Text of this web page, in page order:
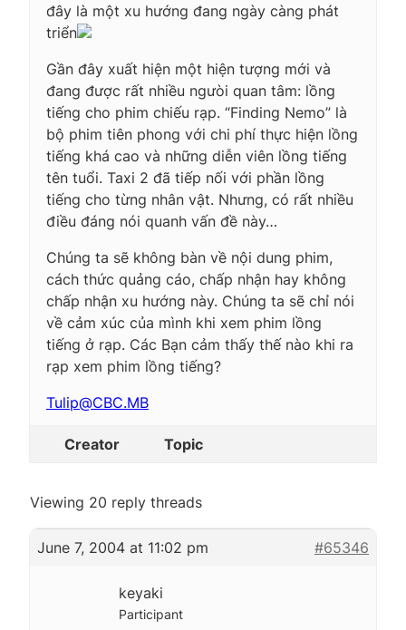
đây là một xu hướng đang ngày càng phát
triển
Gần đây xuất hiện một hiện tượng mới và
đang được rất nhiều ngưòi quan tâm: lồng
tiếng cho phim chiếu rạp. “Finding Nemo” là
bộ phim tiên phong với chi phí thực hiện lồng
tiếng khá cao và những diễn viên lồng tiếng
tên tuổi. Taxi 2 đã tiếp nối với phần lồng
tiếng cho từng nhân vật. Nhưng, có rất nhiều
điều đáng nói quanh vấn đề này…
Chúng ta sẽ không bàn về nội dung phim,
cách thức quảng cáo, chấp nhận hay không
chấp nhận xu hướng này. Chúng ta sẽ chỉ nói
về cảm xúc của mình khi xem phim lồng
tiếng ở rạp. Các Bạn cảm thấy thế nào khi ra
rạp xem phim lồng tiếng?
Tulip@CBC.MB
Creator Topic
Viewing 20 reply threads
June 7, 2004 at 11:02 pm #65346
keyaki
Participant